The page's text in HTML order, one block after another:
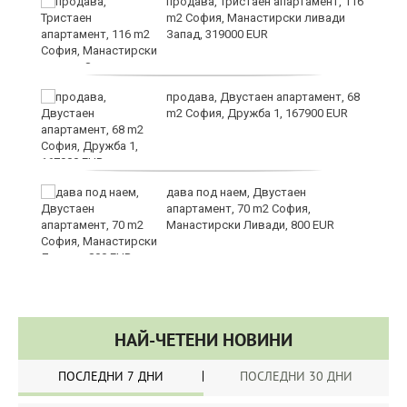
m2 София, Манастирски ливади
Запад, 319000 EUR
продава, Двустаен апартамент, 68
m2 София, Дружба 1, 167900 EUR
дава под наем, Двустаен
апартамент, 70 m2 София,
Манастирски Ливади, 800 EUR
НАЙ-ЧЕТЕНИ НОВИНИ
ПОСЛЕДНИ 7 ДНИ ПОСЛЕДНИ 30 ДНИ